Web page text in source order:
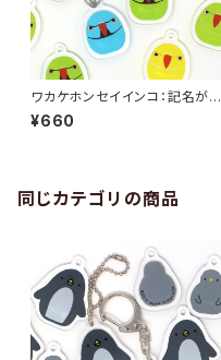
ワカケホンセイインコ：記名がで
きるアクリルキーホルダー（202
2年版）
¥660
同じカテゴリの商品